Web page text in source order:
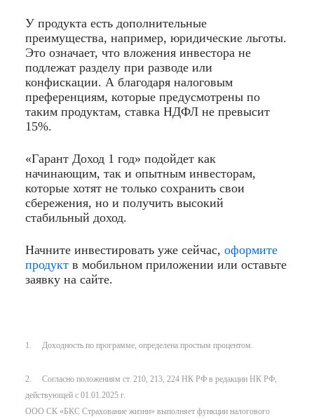
У продукта есть дополнительные
преимущества, например, юридические льготы.
Это означает, что вложения инвестора не
подлежат разделу при разводе или
конфискации. А благодаря налоговым
преференциям, которые предусмотрены по
таким продуктам, ставка НДФЛ не превысит
15%.
«Гарант Доход 1 год» подойдет как
начинающим, так и опытным инвесторам,
которые хотят не только сохранить свои
сбережения, но и получить высокий
стабильный доход.
Начните инвестировать уже сейчас, оформите
продуктв мобильном приложении или оставьте
заявку на сайте.
1. Доходность по программе, определена простым процентом.
2. Согласно положениям ст. 210, 213, 224 НК РФ в редакции НК РФ,
действующей с 01.01.2025 г.
ООО СК «БКС Страхование жизни» выполняет функции налогового